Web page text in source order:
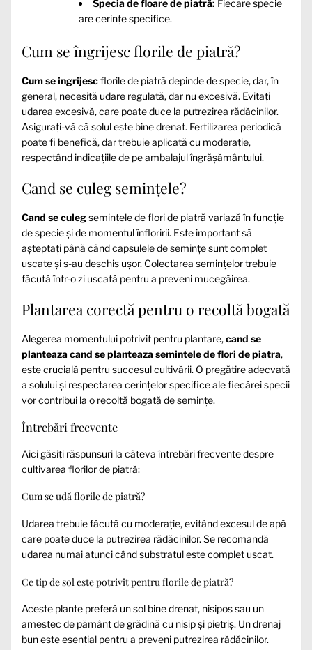
Specia de floare de piatră: Fiecare specie
are cerințe specifice.
Cum se îngrijesc florile de piatră?
Cum se ingrijescflorile de piatră depinde de specie, dar, în
general, necesită udare regulată, dar nu excesivă. Evitați
udarea excesivă, care poate duce la putrezirea rădăcinilor.
Asigurați-vă că solul este bine drenat. Fertilizarea periodică
poate fi benefică, dar trebuie aplicată cu moderație,
respectând indicațiile de pe ambalajul îngrășământului.
Cand se culeg semințele?
Cand se culegsemințele de flori de piatră variază în funcție
de specie și de momentul înfloririi. Este important să
așteptați până când capsulele de semințe sunt complet
uscate și s-au deschis ușor. Colectarea semințelor trebuie
făcută într-o zi uscată pentru a preveni mucegăirea.
Plantarea corectă pentru o recoltă bogată
Alegerea momentului potrivit pentru plantare,cand se
planteaza cand se planteaza semintele de flori de piatra,
este crucială pentru succesul cultivării. O pregătire adecvată
a solului și respectarea cerințelor specifice ale fiecărei specii
vor contribui la o recoltă bogată de semințe.
Întrebări frecvente
Aici găsiți răspunsuri la câteva întrebări frecvente despre
cultivarea florilor de piatră:
Cum se udă florile de piatră?
Udarea trebuie făcută cu moderație, evitând excesul de apă
care poate duce la putrezirea rădăcinilor. Se recomandă
udarea numai atunci când substratul este complet uscat.
Ce tip de sol este potrivit pentru florile de piatră?
Aceste plante preferă un sol bine drenat, nisipos sau un
amestec de pământ de grădină cu nisip și pietriș. Un drenaj
bun este esențial pentru a preveni putrezirea rădăcinilor.